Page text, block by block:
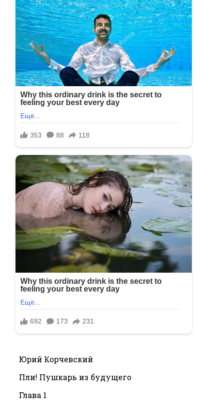
Юрий Корчевский
Пли! Пушкарь из будущего
Глава 1